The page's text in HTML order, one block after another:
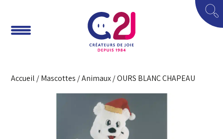
Accueil /Mascottes /Animaux/ OURS BLANC CHAPEAU